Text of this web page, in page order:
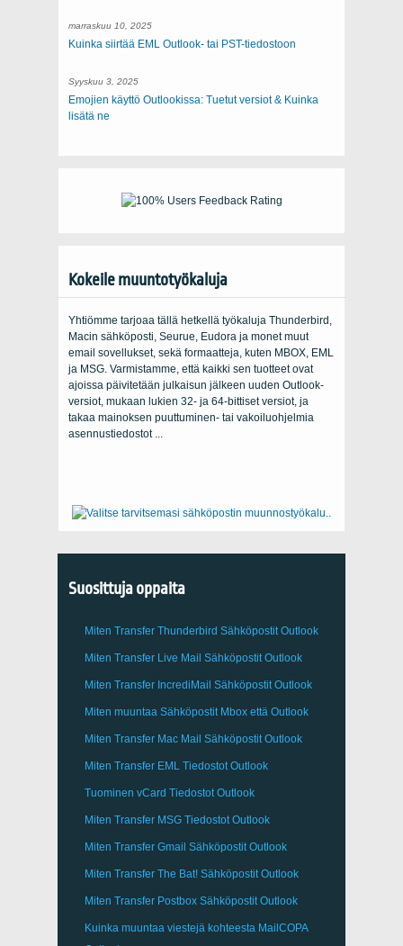
marraskuu 10, 2025
Kuinka siirtää EML Outlook- tai PST-tiedostoon
Syyskuu 3, 2025
Emojien käyttö Outlookissa: Tuetut versiot & Kuinka
lisätä ne
Kokeile muuntotyökaluja
Yhtiömme tarjoaa tällä hetkellä työkaluja Thunderbird,
Macin sähköposti, Seurue, Eudora ja monet muut
email sovellukset, sekä formaatteja, kuten MBOX, EML
ja MSG. Varmistamme, että kaikki sen tuotteet ovat
ajoissa päivitetään julkaisun jälkeen uuden Outlook-
versiot, mukaan lukien 32- ja 64-bittiset versiot, ja
takaa mainoksen puuttuminen- tai vakoiluohjelmia
asennustiedostot ...
Suosittuja oppaita
Miten Transfer Thunderbird Sähköpostit Outlook
Miten Transfer Live Mail SähköpostitOutlook
Miten Transfer IncrediMail SähköpostitOutlook
Miten muuntaa Sähköpostit Mbox että Outlook
Miten Transfer Mac Mail SähköpostitOutlook
Miten Transfer EML TiedostotOutlook
Tuominen vCard TiedostotOutlook
Miten Transfer MSG TiedostotOutlook
Miten Transfer Gmail SähköpostitOutlook
Miten Transfer The Bat! SähköpostitOutlook
Miten Transfer Postbox Sähköpostit Outlook
Kuinka muuntaa viestejä kohteesta MailCOPA